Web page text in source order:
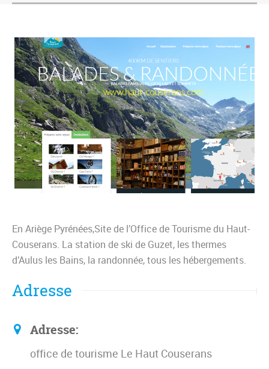
En Ariège Pyrénées,Site de l’Office de Tourisme du Haut-
Couserans. La station de ski de Guzet, les thermes
d’Aulus les Bains, la randonnée, tous les hébergements.
Adresse
Adresse:
office de tourisme Le Haut Couserans